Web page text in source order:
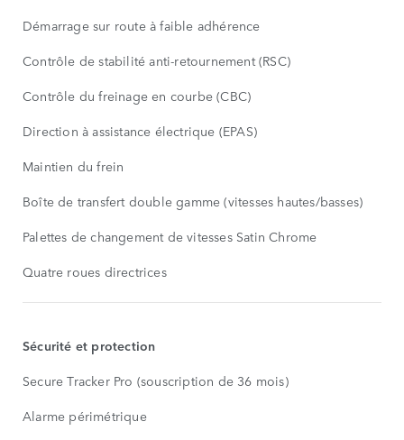
Démarrage sur route à faible adhérence
Contrôle de stabilité anti-retournement (RSC)
Contrôle du freinage en courbe (CBC)
Direction à assistance électrique (EPAS)
Maintien du frein
Boîte de transfert double gamme (vitesses hautes/basses)
Palettes de changement de vitesses Satin Chrome
Quatre roues directrices
Sécurité et protection
Secure Tracker Pro (souscription de 36 mois)
Alarme périmétrique